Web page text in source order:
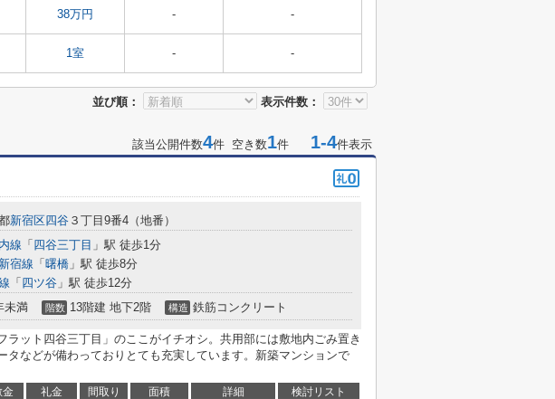
38万円 - -
1室 - -
並び順： 表示件数：
該当公開件数4件 空き数1件 1-4件表示
新宿区四谷 ３丁目9番4（地番）
線 「 四谷三丁目 」駅 徒歩1分
宿線 「 曙橋 」駅 徒歩8分
「 四ツ谷 」駅 徒歩12分
未満 階数 13階建 地下2階 構造 鉄筋コンクリート
ラット四谷三丁目」のここがイチオシ。共用部には敷地内ごみ置き
タなどが備わっておりとても充実しています。新築マンションで
金 礼金 間取り 面積 詳細
検討リスト